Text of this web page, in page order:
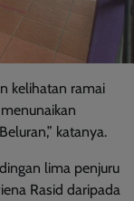
kelihatan ramai
katanya.
lima penjuru
Rasid daripada